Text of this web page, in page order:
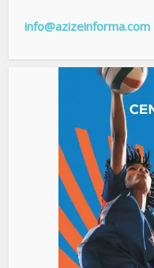
info@azizeinforma.com